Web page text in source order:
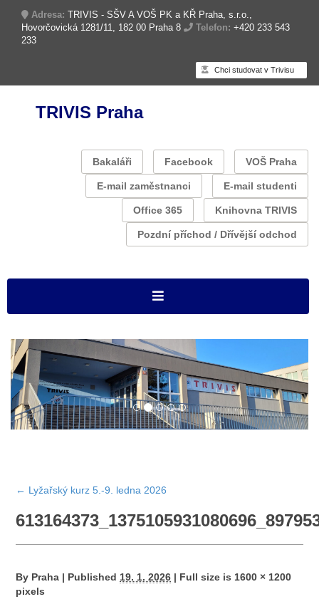
Adresa: TRIVIS - SŠV A VOŠ PK a KŘ Praha, s.r.o.,
Hovorčovická 1281/11, 182 00 Praha 8
Telefon: +420 233 543
233
Chci studovat v Trivisu
TRIVIS Praha
Bakaláři Facebook VOŠ Praha
E-mail zaměstnanci E-mail studenti
Office 365 Knihovna TRIVIS
Pozdní příchod / Dřívější odchod
← Lyžařský kurz 5.-9. ledna 2026
By Praha | Published 19. 1. 2026 | Full size is 1600 × 1200
pixels